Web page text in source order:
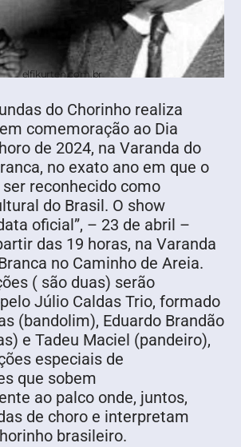
elfikurten.com.br
do Chorinho realiza
comemoração ao Dia
de 2024, na Varanda do
no exato ano em que o
reconhecido como
do Brasil. O show
oficial”, – 23 de abril –
das 19 horas, na Varanda
no Caminho de Areia.
( são duas) serão
Júlio Caldas Trio, formado
(bandolim), Eduardo Brandão
e Tadeu Maciel (pandeiro),
especiais de
que sobem
ao palco onde, juntos,
de choro e interpretam
brasileiro.